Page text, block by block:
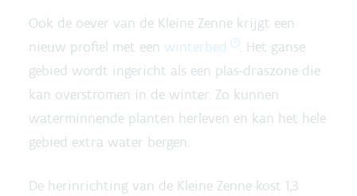
Ook de oever van de Kleine Zenne krijgt een
nieuw profiel met een winterbed
. Het ganse
gebied wordt ingericht als een plas-draszone die
kan overstromen in de winter. Zo kunnen
waterminnende planten herleven en kan het hele
gebied extra water bergen.
De herinrichting van de Kleine Zenne kost 1,3